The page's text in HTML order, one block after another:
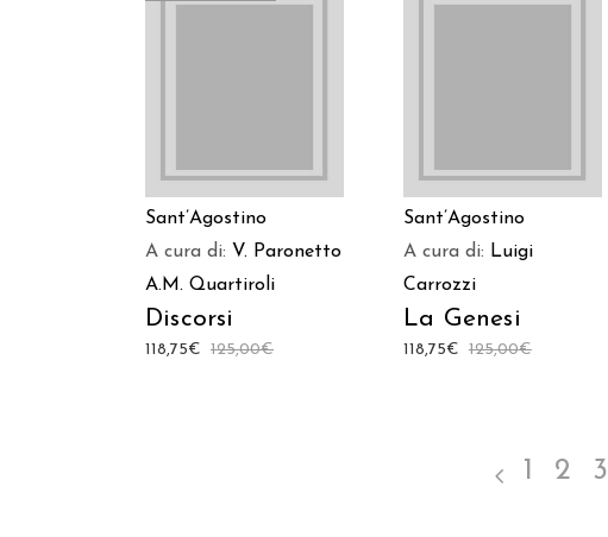
Sant’Agostino
A cura di: V. Paronetto
A.M. Quartiroli
Discorsi
125,00€
118,75€
Sant’Agostino
A cura di: Luigi
Carrozzi
La Genesi
125,00€
118,75€
1 2 3